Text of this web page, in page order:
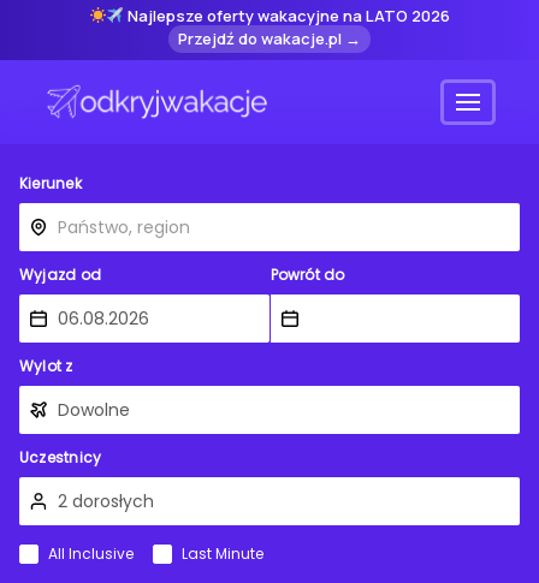
Najlepsze oferty wakacyjne na LATO 2026
Przejdź do wakacje.pl →
Menu
Kierunek
Wyjazd od Powrót do
Wylot z
Uczestnicy
All Inclusive Last Minute